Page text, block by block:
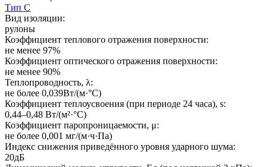
Тип С
Вид изоляции:
рулоны
Коэффициент теплового отражения поверхности:
не менее 97%
Коэффициент оптического отражения поверхности:
не менее 90%
Теплопроводность, λ:
не более 0,039Вт/(м·°C)
Коэффициент теплоусвоения (при периоде 24 часа), s:
0,44–0,48 Вт/(м²·°C)
Коэффициент паропроницаемости, μ:
не более 0,001 мг/(м·ч·Па)
Индекс снижения приведённого уровня ударного шума:
20дБ